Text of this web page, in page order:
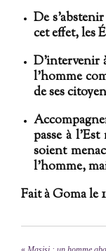
De
cet effet, les
D’intervenir
l’homme
de ses
passe à
soient
l’homme,
Fait à Goma le